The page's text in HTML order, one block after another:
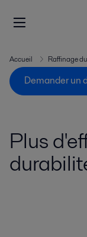
Accueil Raffinage
Demander un
Plus